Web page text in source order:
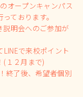
オープンキャンパス
ております。
説明会へのご参加が
で来校ポイント
(１２月まで)
終了後、希望者個別